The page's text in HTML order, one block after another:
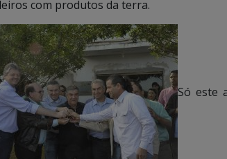
com produtos da terra.
Só este